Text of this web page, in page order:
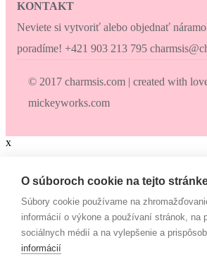
KONTAKT
Neviete si vytvoriť alebo objednať
poradíme! +421 903 213 795
© 2017 charmsis.com | created with
mickeyworks.com
x
Zaokrúhli svoj
Zaokrúhli svoj nákup a prispej na dobrú vec.
Mamy v pohybe pomáha osamelým
– mať pri sebe manžela, partnera či blízku
pomôcť. Či už finančne alebo inak. “Lebo
O súboroch cookie na tejto
Súbory cookie používame na
informácií o výkone a používaní stránok, na
sociálnych médií a na vylepšenie a
informácií